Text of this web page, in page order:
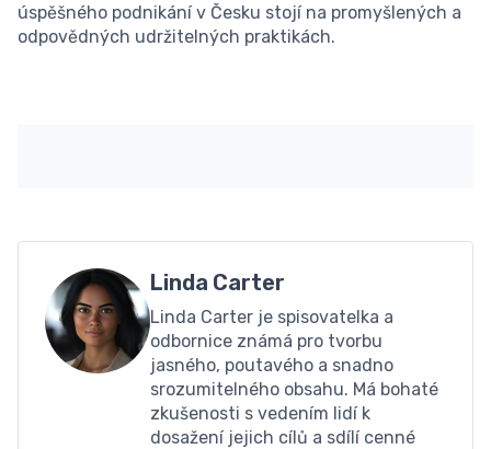
úspěšného podnikání v Česku stojí na promyšlených a
odpovědných udržitelných praktikách.
Linda Carter
Linda Carter je spisovatelka a
odbornice známá pro tvorbu
jasného, ​​poutavého a snadno
srozumitelného obsahu. Má bohaté
zkušenosti s vedením lidí k
dosažení jejich cílů a sdílí cenné